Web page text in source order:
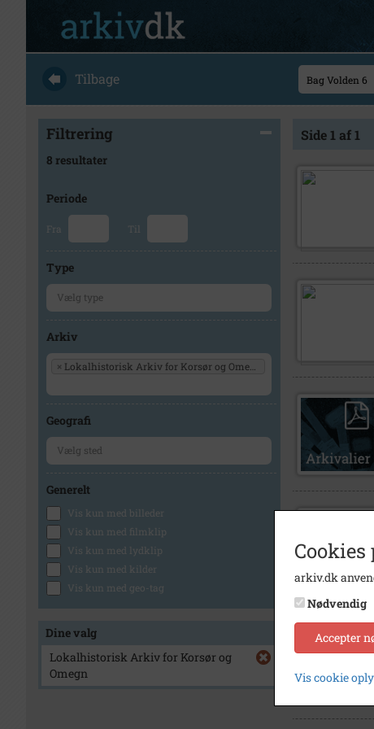
Tilbage
Filtrering
8 resultater
Periode
Fra Til
Type
Arkiv
× Lokalhistorisk Arkiv for Korsør og Omegn
Geografi
Generelt
Vis kun med billeder
Vis kun med filmklip
Vis kun med lydklip
Vis kun med kilder
Vis kun med geo-tag
Dine valg
Lokalhistorisk Arkiv for Korsør og
Omegn
Side 1 af 1
arkiv.dk
Nødvendig
Accepter
Vis cookie